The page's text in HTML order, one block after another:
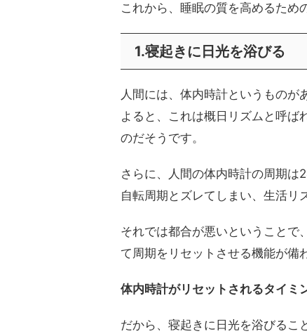
これから、睡眠の質を高めるため
1.寝起きに日光を浴びる
人間には、体内時計というものが
よると、これは概日リズムと呼ば
のだそうです。
さらに、人間の体内時計の周期
自転周期とズレてしまい、生活リ
それでは都合が悪いということで
て周期をリセットさせる機能が備
体内時計がリセットされるタイミ
だから、寝起きに日光を浴びるこ